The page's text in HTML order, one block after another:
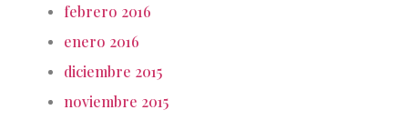
febrero 2016
enero 2016
diciembre 2015
noviembre 2015